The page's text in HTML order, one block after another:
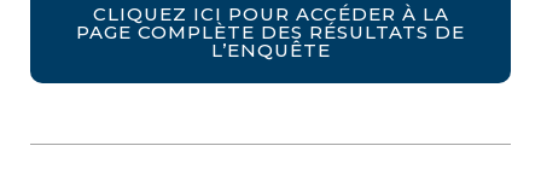
CLIQUEZ ICI POUR ACCÉDER À LA
PAGE COMPLÈTE DES RÉSULTATS DE
L’ENQUÊTE